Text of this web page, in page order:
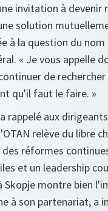
invitation à devenir
solution
à la question du nom
« Je vous appelle
de
qu'il faut le faire. »
rappelé aux
relève du libre
réformes
et un leadership
Skopje montre bien
à son partenariat, a